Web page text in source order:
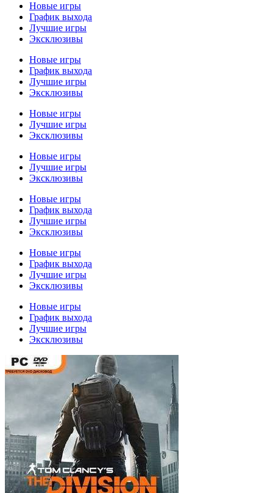
Новые игры
График выхода
Лучшие игры
Эксклюзивы
Новые игры
График выхода
Лучшие игры
Эксклюзивы
Новые игры
Лучшие игры
Эксклюзивы
Новые игры
Лучшие игры
Эксклюзивы
Новые игры
График выхода
Лучшие игры
Эксклюзивы
Новые игры
График выхода
Лучшие игры
Эксклюзивы
Новые игры
График выхода
Лучшие игры
Эксклюзивы